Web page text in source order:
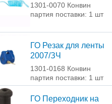
1301-0070 Конвин
партия поставки: 1 шт
ГО Резак для ленты
2007/ЗЧ
1301-0168 Конвин
партия поставки: 1 шт
ГО Переходник на